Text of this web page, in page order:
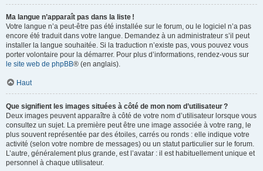
Ma langue n’apparaît pas dans la liste !
Votre langue n’a peut-être pas été installée sur le forum, ou le logiciel n’a pas
encore été traduit dans votre langue. Demandez à un administrateur s’il peut
installer la langue souhaitée. Si la traduction n’existe pas, vous pouvez vous
porter volontaire pour la démarrer. Pour plus d’informations, rendez-vous sur
le site web de phpBB® (en anglais).
Haut
Que signifient les images situées à côté de mon nom d’utilisateur ?
Deux images peuvent apparaître à côté de votre nom d’utilisateur lorsque vous
consultez un sujet. La première peut être une image associée à votre rang, le
plus souvent représentée par des étoiles, carrés ou ronds : elle indique votre
activité (selon votre nombre de messages) ou un statut particulier sur le forum.
L’autre, généralement plus grande, est l’avatar : il est habituellement unique et
personnel à chaque utilisateur.